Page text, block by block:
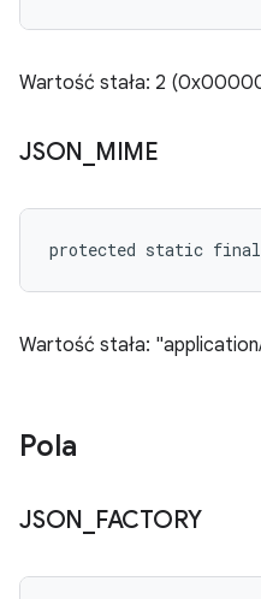
Wartość stała: 2
JSON MIME
protected static final
Wartość stała:
Pola
JSON FACTORY